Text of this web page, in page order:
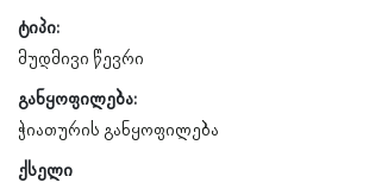
ტიპი:
მუდმივი წევრი
განყოფილება:
ჭიათურის განყოფილება
ქსელი